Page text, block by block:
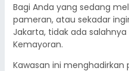
Bagi Anda yang sedang
pameran, atau sekadar
Jakarta, tidak ada
Kemayoran.
Kawasan ini menghadirkan